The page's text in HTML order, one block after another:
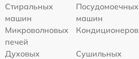
Стиральных
машин
Посудомоечных
машин
Микроволновых
печей
Кондиционеров
Духовых
Сушильных